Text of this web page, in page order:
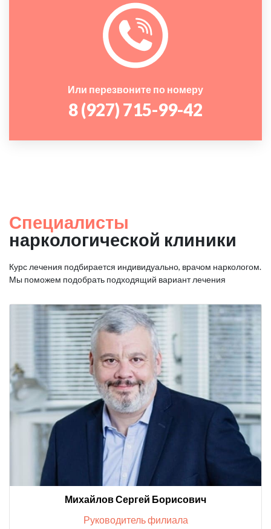
Или перезвоните по номеру
8 (927) 715-99-42
Специалисты
наркологической клиники
Курс лечения подбирается индивидуально, врачом наркологом.
Мы поможем подобрать подходящий вариант лечения
Михайлов Сергей Борисович
Руководитель филиала